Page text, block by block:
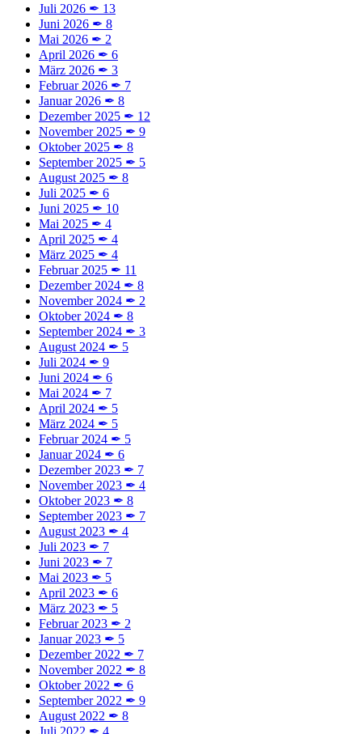
Juli 2026 ✒ 13
Juni 2026 ✒ 8
Mai 2026 ✒ 2
April 2026 ✒ 6
März 2026 ✒ 3
Februar 2026 ✒ 7
Januar 2026 ✒ 8
Dezember 2025 ✒ 12
November 2025 ✒ 9
Oktober 2025 ✒ 8
September 2025 ✒ 5
August 2025 ✒ 8
Juli 2025 ✒ 6
Juni 2025 ✒ 10
Mai 2025 ✒ 4
April 2025 ✒ 4
März 2025 ✒ 4
Februar 2025 ✒ 11
Dezember 2024 ✒ 8
November 2024 ✒ 2
Oktober 2024 ✒ 8
September 2024 ✒ 3
August 2024 ✒ 5
Juli 2024 ✒ 9
Juni 2024 ✒ 6
Mai 2024 ✒ 7
April 2024 ✒ 5
März 2024 ✒ 5
Februar 2024 ✒ 5
Januar 2024 ✒ 6
Dezember 2023 ✒ 7
November 2023 ✒ 4
Oktober 2023 ✒ 8
September 2023 ✒ 7
August 2023 ✒ 4
Juli 2023 ✒ 7
Juni 2023 ✒ 7
Mai 2023 ✒ 5
April 2023 ✒ 6
März 2023 ✒ 5
Februar 2023 ✒ 2
Januar 2023 ✒ 5
Dezember 2022 ✒ 7
November 2022 ✒ 8
Oktober 2022 ✒ 6
September 2022 ✒ 9
August 2022 ✒ 8
Juli 2022 ✒ 4